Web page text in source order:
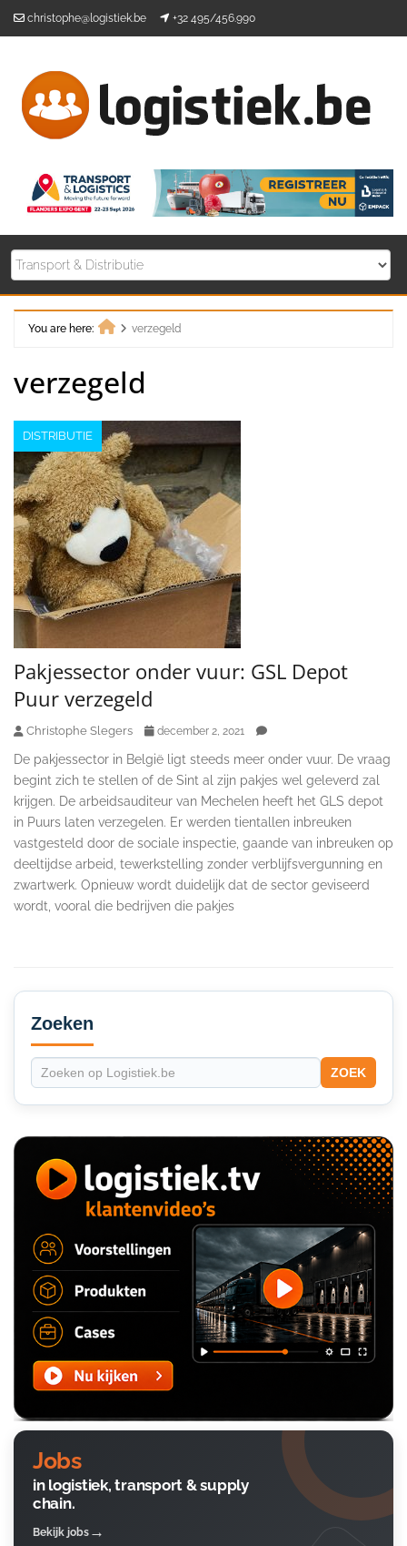
christophe@logistiek.be +32 495/456.990
You are here:
verzegeld
verzegeld
DISTRIBUTIE
Pakjessector onder vuur: GSL Depot
Puur verzegeld
Christophe Slegers december 2, 2021
De pakjessector in België ligt steeds meer onder vuur. De vraag
begint zich te stellen of de Sint al zijn pakjes wel geleverd zal
krijgen. De arbeidsauditeur van Mechelen heeft het GLS depot
in Puurs laten verzegelen. Er werden tientallen inbreuken
vastgesteld door de sociale inspectie, gaande van inbreuken op
deeltijdse arbeid, tewerkstelling zonder verblijfsvergunning en
zwartwerk. Opnieuw wordt duidelijk dat de sector geviseerd
wordt, vooral die bedrijven die pakjes
Secondary
Sidebar
Zoeken
ZOEK
Jobs
in logistiek, transport & supply
chain.
Bekijk jobs